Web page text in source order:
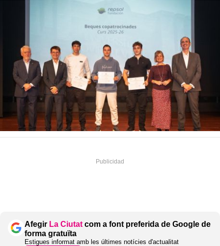
Afegir La Ciutat com a font preferida de Google de
forma gratuïta
Estigues informat amb les últimes notícies d'actualitat